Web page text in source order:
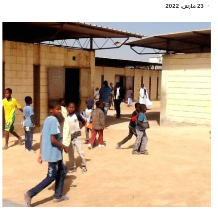
23 مارس، 2022